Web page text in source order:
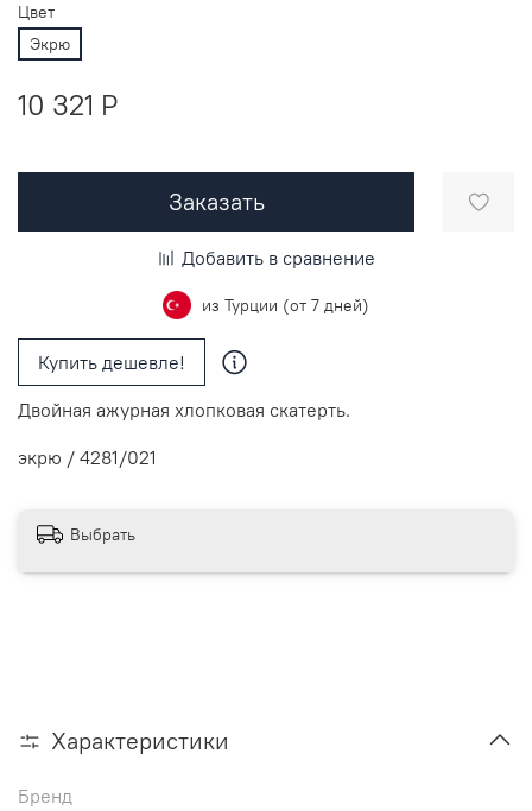
Цвет
Экрю
10 321 P
Заказать
Добавить в сравнение
из Турции (от 7 дней)
Купить дешевле!
Двойная ажурная хлопковая скатерть.
экрю / 4281/021
Выбрать
Характеристики
Бренд